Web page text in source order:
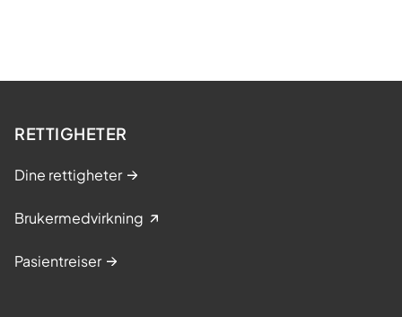
RETTIGHETER
Dine rettigheter
Brukermedvirkning
Pasientreiser